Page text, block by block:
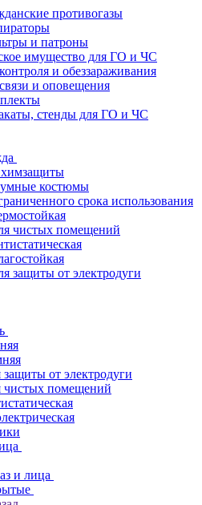
противогазы
и патроны
имущество для ГО и ЧС
и обеззараживания
и оповещения
стенды для ГО и ЧС
костюмы
срока использования
чистых помещений
защиты от электродуги
от электродуги
чистых помещений
и лица